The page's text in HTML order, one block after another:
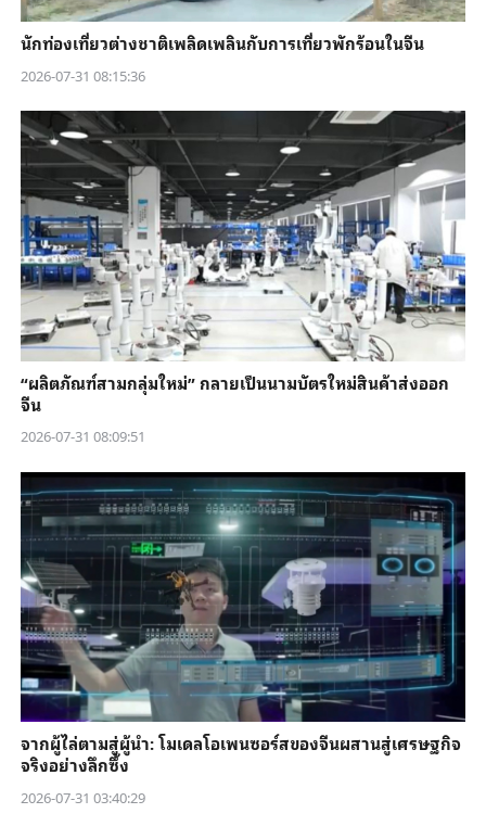
นักท่องเที่ยวต่างชาติเพลิดเพลินกับการเที่ยวพักร้อนในจีน
2026-07-31 08:15:36
“ผลิตภัณฑ์สามกลุ่มใหม่” กลายเป็นนามบัตรใหม่สินค้าส่งออก
จีน
2026-07-31 08:09:51
จากผู้ไล่ตามสู่ผู้นำ: โมเดลโอเพนซอร์สของจีนผสานสู่เศรษฐกิจ
จริงอย่างลึกซึ้ง
2026-07-31 03:40:29